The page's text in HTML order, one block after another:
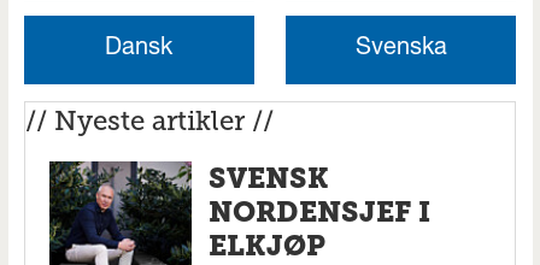
Dansk Svenska
// Nyeste artikler //
SVENSK
NORDENSJEF I
ELKJØP